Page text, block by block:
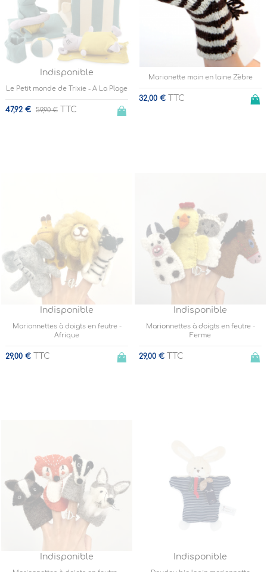
Indisponible
Le Petit monde de Trixie - A La Plage
47,92 € 59,90 € TTC
Marionette main en laine Zèbre
32,00 € TTC
Indisponible
Marionnettes à doigts en feutre -
Afrique
29,00 € TTC
Indisponible
Marionnettes à doigts en feutre -
Ferme
29,00 € TTC
Indisponible Indisponible